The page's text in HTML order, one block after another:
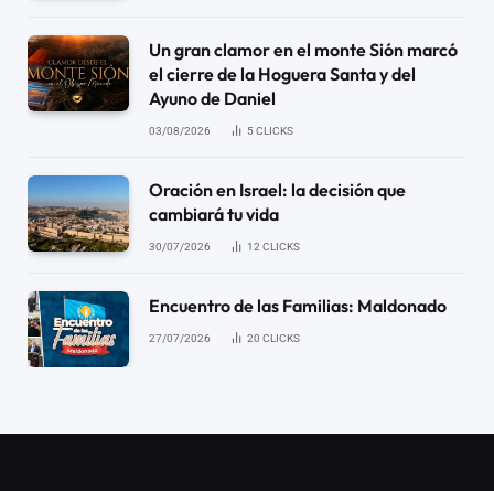
Un gran clamor en el monte Sión marcó
el cierre de la Hoguera Santa y del
Ayuno de Daniel
03/08/2026 5CLICKS
Oración en Israel: la decisión que
cambiará tu vida
30/07/2026 12CLICKS
Encuentro de las Familias: Maldonado
27/07/2026 20 CLICKS